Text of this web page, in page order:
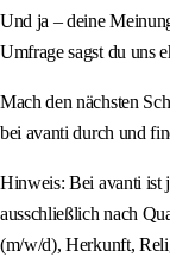
Und ja – deine
Umfrage sagst du uns
Mach den nächsten
bei avanti durch und
Hinweis: Bei avanti ist
ausschließlich nach
(m/w/d), Herkunft,